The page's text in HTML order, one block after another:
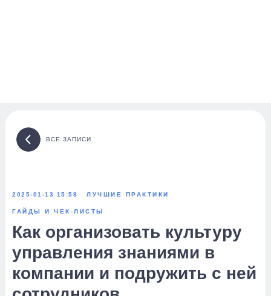
ВСЕ ЗАПИСИ
2025-01-13 15:58 ЛУЧШИЕ ПРАКТИКИ
ГАЙДЫ И ЧЕК-ЛИСТЫ
Как организовать культуру
управления знаниями в
компании и подружить с ней